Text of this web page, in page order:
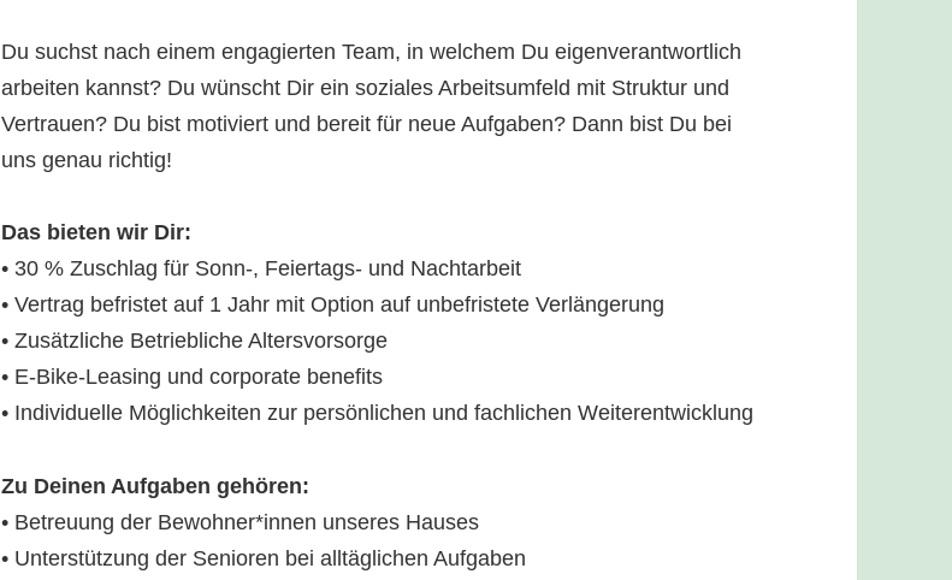
Du suchst nach einem engagierten Team, in welchem Du eigenverantwortlich
arbeiten kannst? Du wünscht Dir ein soziales Arbeitsumfeld mit Struktur und
Vertrauen? Du bist motiviert und bereit für neue Aufgaben? Dann bist Du bei
uns genau richtig!
Das bieten wir Dir:
• 30 % Zuschlag für Sonn-, Feiertags- und Nachtarbeit
• Vertrag befristet auf 1 Jahr mit Option auf unbefristete Verlängerung
• Zusätzliche Betriebliche Altersvorsorge
• E-Bike-Leasing und corporate benefits
• Individuelle Möglichkeiten zur persönlichen und fachlichen Weiterentwicklung
Zu Deinen Aufgaben gehören:
• Betreuung der Bewohner*innen unseres Hauses
• Unterstützung der Senioren bei alltäglichen Aufgaben